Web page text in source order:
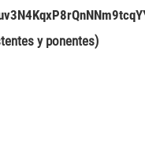
y ponentes)